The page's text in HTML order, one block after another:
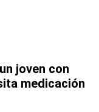
joven con
medicación